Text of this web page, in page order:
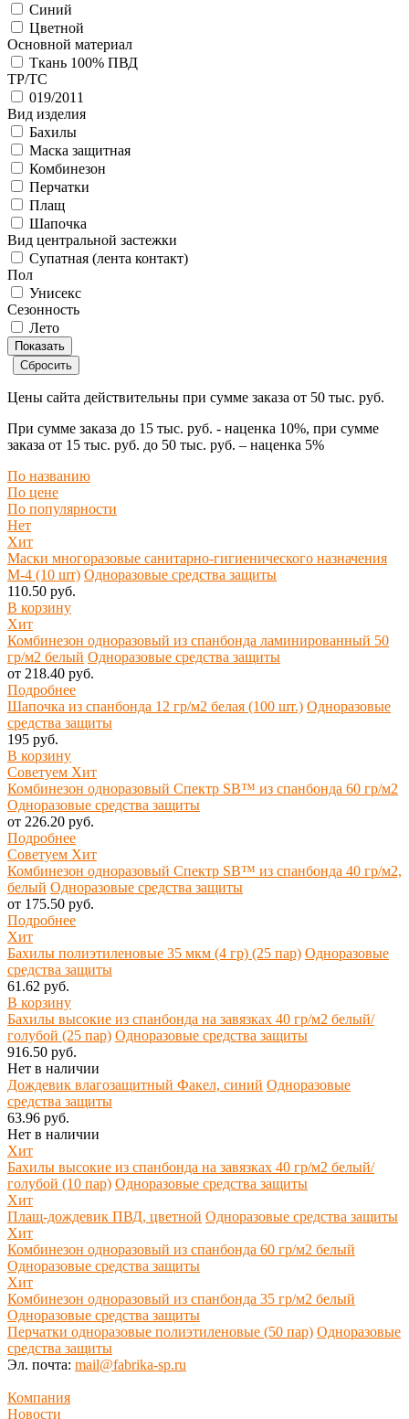
Синий
Цветной
Основной материал
Ткань 100% ПВД
ТР/ТС
019/2011
Вид изделия
Бахилы
Маска защитная
Комбинезон
Перчатки
Плащ
Шапочка
Вид центральной застежки
Супатная (лента контакт)
Пол
Унисекс
Сезонность
Лето
Цены сайта действительны при сумме заказа от 50 тыс. руб.
При сумме заказа до 15 тыс. руб. - наценка 10%, при сумме
заказа от 15 тыс. руб. до 50 тыс. руб. – наценка 5%
По названию
По цене
По популярности
Нет
Хит
Маски многоразовые санитарно-гигиенического назначения
М-4 (10 шт) Одноразовые средства защиты
110.50 руб.
В корзину
Хит
Комбинезон одноразовый из спанбонда ламинированный 50
гр/м2 белый Одноразовые средства защиты
от 218.40 руб.
Подробнее
Шапочка из спанбонда 12 гр/м2 белая (100 шт.) Одноразовые
средства защиты
195 руб.
В корзину
Советуем Хит
Комбинезон одноразовый Спектр SB™ из спанбонда 60 гр/м2
Одноразовые средства защиты
от 226.20 руб.
Подробнее
Советуем Хит
Комбинезон одноразовый Спектр SB™ из спанбонда 40 гр/м2,
белый Одноразовые средства защиты
от 175.50 руб.
Подробнее
Хит
Бахилы полиэтиленовые 35 мкм (4 гр) (25 пар) Одноразовые
средства защиты
61.62 руб.
В корзину
Бахилы высокие из спанбонда на завязках 40 гр/м2 белый/
голубой (25 пар) Одноразовые средства защиты
916.50 руб.
Нет в наличии
Дождевик влагозащитный Факел, синий Одноразовые
средства защиты
63.96 руб.
Нет в наличии
Хит
Бахилы высокие из спанбонда на завязках 40 гр/м2 белый/
голубой (10 пар) Одноразовые средства защиты
Хит
Плащ-дождевик ПВД, цветной Одноразовые средства защиты
Хит
Комбинезон одноразовый из спанбонда 60 гр/м2 белый
Одноразовые средства защиты
Хит
Комбинезон одноразовый из спанбонда 35 гр/м2 белый
Одноразовые средства защиты
Перчатки одноразовые полиэтиленовые (50 пар) Одноразовые
средства защиты
Эл. почта: mail@fabrika-sp.ru
Компания
Новости